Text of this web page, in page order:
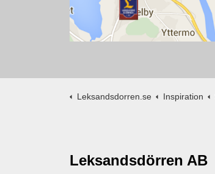
Leksandsdorren.se Inspiration
Leksandsdörren AB